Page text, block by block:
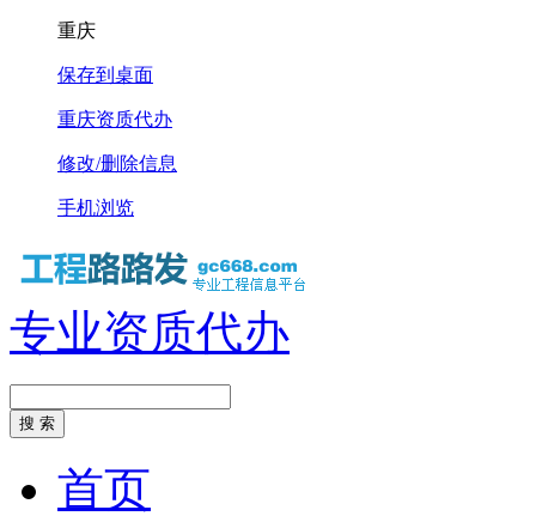
重庆
保存到桌面
重庆资质代办
修改/删除信息
手机浏览
专业资质代办
首页